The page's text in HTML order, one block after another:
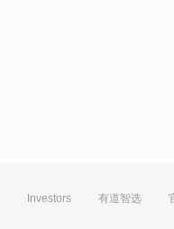
Investors 有道智选